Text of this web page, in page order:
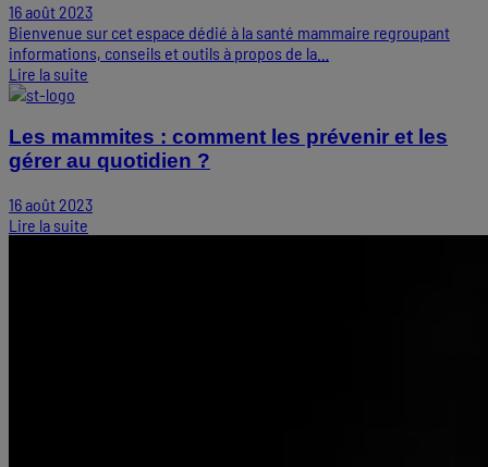
16 août 2023
Bienvenue sur cet espace dédié à la santé mammaire regroupant
informations, conseils et outils à propos de la…
Lire la suite
Les mammites : comment les prévenir et les
gérer au quotidien ?
16 août 2023
Lire la suite